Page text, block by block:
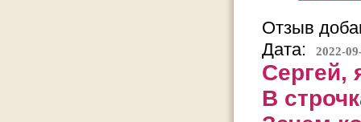
Отзыв
Дата:
2022-
Сергей,
В